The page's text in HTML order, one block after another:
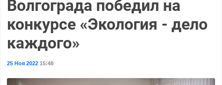
Волгограда победил на
конкурсе «Экология - дело
каждого»
25 Ноя 202215:48